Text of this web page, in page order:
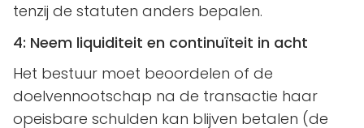
tenzij de statuten anders bepalen.
4: Neem liquiditeit en continuïteit in acht
Het bestuur moet beoordelen of de
doelvennootschap na de transactie haar
opeisbare schulden kan blijven betalen (de